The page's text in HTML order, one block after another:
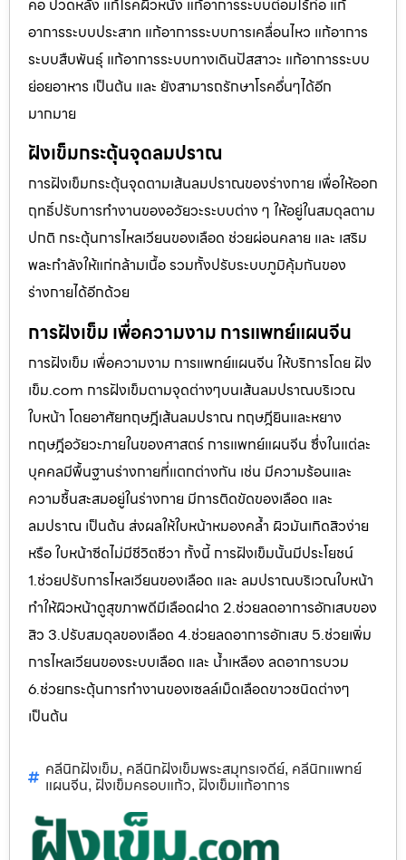
คอ ปวดหลัง แก้โรคผิวหนัง แก้อาการระบบต่อมไร้ท่อ แก้
อาการระบบประสาท แก้อาการระบบการเคลื่อนไหว แก้อาการ
ระบบสืบพันธุ์ แก้อาการระบบทางเดินปัสสาวะ แก้อาการระบบ
ย่อยอาหาร เป็นต้น และ ยังสามารถรักษาโรคอื่นๆได้อีก
มากมาย
ฝังเข็มกระตุ้นจุดลมปราณ
การฝังเข็มกระตุ้นจุดตามเส้นลมปราณของร่างกาย เพื่อให้ออก
ฤทธิ์ปรับการทำงานของอวัยวะระบบต่าง ๆ ให้อยู่ในสมดุลตาม
ปกติ กระตุ้นการไหลเวียนของเลือด ช่วยผ่อนคลาย และ เสริม
พละกำลังให้แก่กล้ามเนื้อ รวมทั้งปรับระบบภูมิคุ้มกันของ
ร่างกายได้อีกด้วย
การฝังเข็ม เพื่อความงาม การแพทย์แผนจีน
การฝังเข็ม เพื่อความงาม การแพทย์แผนจีน ให้บริการโดย ฝัง
เข็ม.com การฝังเข็มตามจุดต่างๆบนเส้นลมปราณบริเวณ
ใบหน้า โดยอาศัยทฤษฎีเส้นลมปราณ ทฤษฎียินและหยาง
ทฤษฎีอวัยวะภายในของศาสตร์ การแพทย์แผนจีน ซึ่งในแต่ละ
บุคคลมีพื้นฐานร่างกายที่แตกต่างกัน เช่น มีความร้อนและ
ความชื้นสะสมอยู่ในร่างกาย มีการติดขัดของเลือด และ
ลมปราณ เป็นต้น ส่งผลให้ใบหน้าหมองคล้ำ ผิวมันเกิดสิวง่าย
หรือ ใบหน้าซีดไม่มีชีวิตชีวา ทั้งนี้ การฝังเข็มนั้นมีประโยชน์
1.ช่วยปรับการไหลเวียนของเลือด และ ลมปราณบริเวณใบหน้า
ทำให้ผิวหน้าดูสุขภาพดีมีเลือดฝาด 2.ช่วยลดอาการอักเสบของ
สิว 3.ปรับสมดุลของเลือด 4.ช่วยลดอาการอักเสบ 5.ช่วยเพิ่ม
การไหลเวียนของระบบเลือด และ น้ำเหลือง ลดอาการบวม
6.ช่วยกระตุ้นการทำงานของเซลล์เม็ดเลือดขาวชนิดต่างๆ
เป็นต้น
คลีนิกฝังเข็ม, คลีนิกฝังเข็มพระสมุทรเจดีย์, คลีนิกแพทย์
แผนจีน, ฝังเข็มครอบแก้ว, ฝังเข็มแก้อาการ